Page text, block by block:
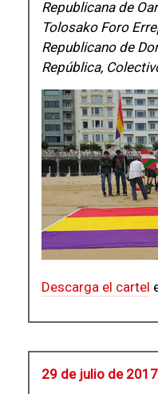
Republicana de
Tolosako Foro
Republicano de
República,
Descarga el cartel
29 de julio de 2017